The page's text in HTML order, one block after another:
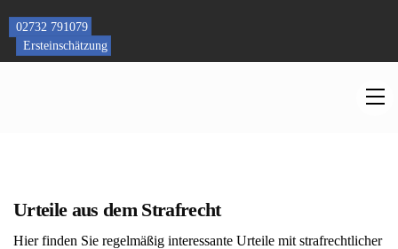
content
02732 791079
Ersteinschätzung
Urteile aus dem Strafrecht
Hier finden Sie regelmäßig interessante Urteile mit strafrechtlicher